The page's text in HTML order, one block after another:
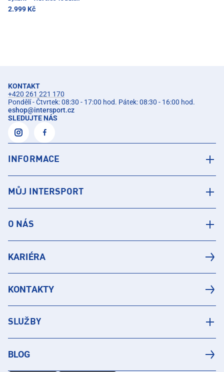
2.999 Kč
KONTAKT
+420 261 221 170
Pondělí - Čtvrtek: 08:30 - 17:00 hod. Pátek: 08:30 - 16:00 hod.
eshop@intersport.cz
SLEDUJTE NÁS
INFORMACE
MŮJ INTERSPORT
O NÁS
KARIÉRA
KONTAKTY
SLUŽBY
BLOG